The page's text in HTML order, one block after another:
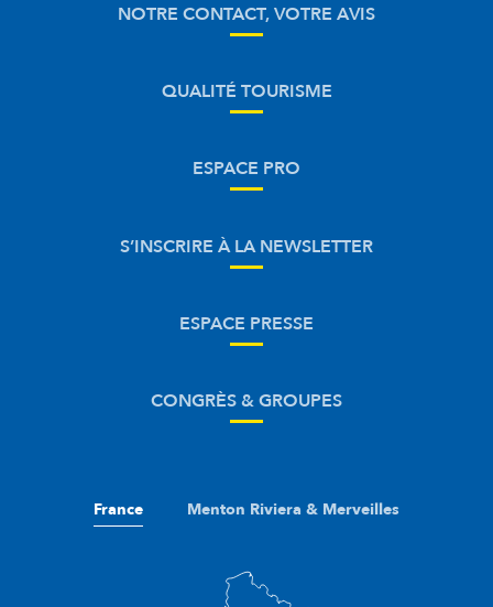
NOTRE CONTACT, VOTRE AVIS
QUALITÉ TOURISME
ESPACE PRO
S’INSCRIRE À LA NEWSLETTER
ESPACE PRESSE
CONGRÈS & GROUPES
France Menton Riviera & Merveilles